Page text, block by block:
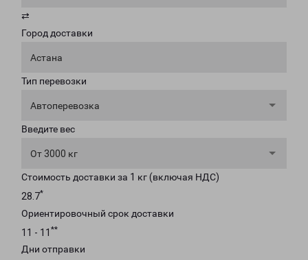
⇄
Город доставки
Астана
Тип перевозки
Автоперевозка
Введите вес
От 3000 кг
Стоимость доставки за 1 кг (включая НДС)
28.7*
Ориентировочный срок доставки
11 - 11 **
Дни отправки